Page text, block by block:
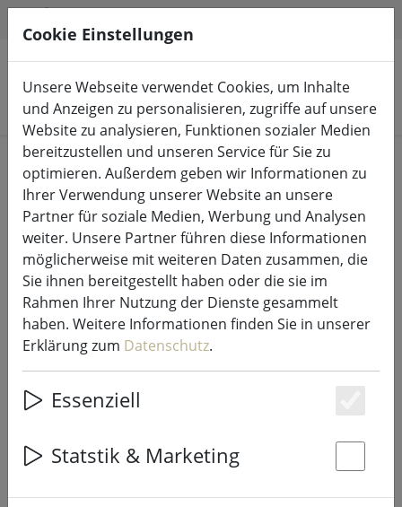
Produkte suchen
Start LED-Kerzen Indoor & Outdoor
Sirius LED Kerzen Sille Solar 3er Set
7,5 cm weiß
25% SPAREN
Cookie Einstellungen
Unsere Webseite verwendet Cookies, um Inhalte
und Anzeigen zu personalisieren, zugriffe auf unsere
Website zu analysieren, Funktionen sozialer Medien
bereitzustellen und unseren Service für Sie zu
optimieren. Außerdem geben wir Informationen zu
Ihrer Verwendung unserer Website an unsere
Partner für soziale Medien, Werbung und Analysen
weiter. Unsere Partner führen diese Informationen
möglicherweise mit weiteren Daten zusammen, die
Sie ihnen bereitgestellt haben oder die sie im
Rahmen Ihrer Nutzung der Dienste gesammelt
haben. Weitere Informationen finden Sie in unserer
Erklärung zum Datenschutz.
Essenziell
Statstik & Marketing